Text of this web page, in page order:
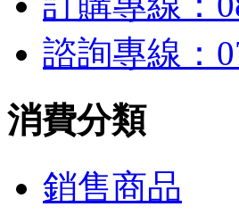
諮詢專線：
消費分類
銷售商品